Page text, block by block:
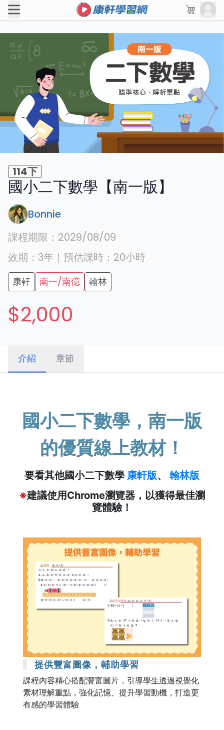
114下
國小二下數學【南一版】
Bonnie
課程期限： 2029/08/09
效期： 3年 ｜ 預估課時： 20小時
康軒 南一/南億 翰林
$2,000
介紹 章節
國小二下數學，南一版
的優質線上教材！
要看其他國小二下數學 康軒版、 翰林版
※建議使用Chrome瀏覽器，以獲得最佳瀏
覽體驗！
提供豐富圖像，輔助學習
課程內容精心搭配豐富圖片，引導學生透過視覺化
素材理解重點，強化記憶、提升學習動機，打造更
有感的學習體驗